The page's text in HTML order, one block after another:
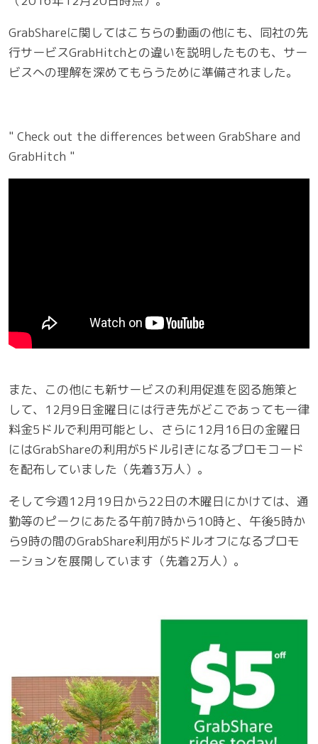
GrabShareに関してはこちらの動画の他にも、同社の先
行サービスGrabHitchとの違いを説明したものも、サー
ビスへの理解を深めてもらうために準備されました。
" Check out the differences between GrabShare and
GrabHitch "
また、この他にも新サービスの利用促進を図る施策と
して、12月9日金曜日には行き先がどこであっても一律
料金5ドルで利用可能とし、さらに12月16日の金曜日
にはGrabShareの利用が5ドル引きになるプロモコード
を配布していました（先着3万人）。
そして今週12月19日から22日の木曜日にかけては、通
勤等のピークにあたる午前7時から10時と、午後5時か
ら9時の間のGrabShare利用が5ドルオフになるプロモ
ーションを展開しています（先着2万人）。